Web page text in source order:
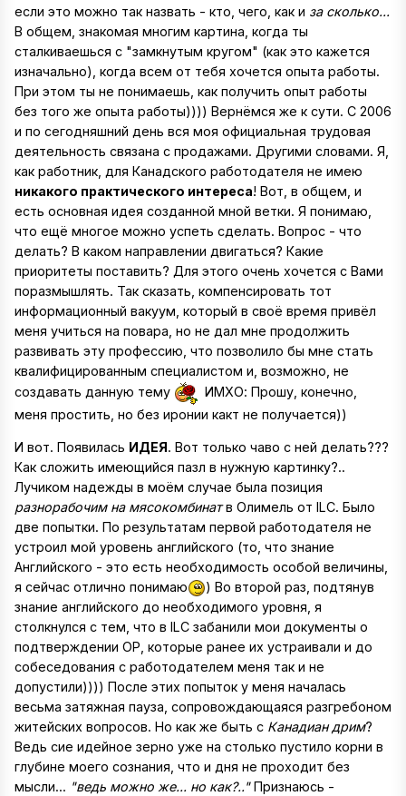
если это можно так назвать - кто, чего, как и за сколько...
В общем, знакомая многим картина, когда ты
сталкиваешься с "замкнутым кругом" (как это кажется
изначально), когда всем от тебя хочется опыта работы.
При этом ты не понимаешь, как получить опыт работы
без того же опыта работы)))) Вернёмся же к сути. С 2006
и по сегодняшний день вся моя официальная трудовая
деятельность связана с продажами. Другими словами. Я,
как работник, для Канадского работодателя не имею
никакого практического интереса! Вот, в общем, и
есть основная идея созданной мной ветки. Я понимаю,
что ещё многое можно успеть сделать. Вопрос - что
делать? В каком направлении двигаться? Какие
приоритеты поставить? Для этого очень хочется с Вами
поразмышлять. Так сказать, компенсировать тот
информационный вакуум, который в своё время привёл
меня учиться на повара, но не дал мне продолжить
развивать эту профессию, что позволило бы мне стать
квалифицированным специалистом и, возможно, не
создавать данную тему
ИМХО: Прошу, конечно,
меня простить, но без иронии какт не получается))
И вот. Появилась ИДЕЯ. Вот только чаво с ней делать???
Как сложить имеющийся пазл в нужную картинку?..
Лучиком надежды в моём случае была позиция
разнорабочим на мясокомбинатв Олимель от ILC. Было
две попытки. По результатам первой работодателя не
устроил мой уровень английского (то, что знание
Английского - это есть необходимость особой величины,
я сейчас отлично понимаю
) Во второй раз, подтянув
знание английского до необходимого уровня, я
столкнулся с тем, что в ILC забанили мои документы о
подтверждении ОР, которые ранее их устраивали и до
собеседования с работодателем меня так и не
допустили)))) После этих попыток у меня началась
весьма затяжная пауза, сопровождающаяся разгребоном
житейских вопросов. Но как же быть с Канадиан дрим?
Ведь сие идейное зерно уже на столько пустило корни в
глубине моего сознания, что и дня не проходит без
мысли... "ведь можно же... но как?.."Признаюсь -